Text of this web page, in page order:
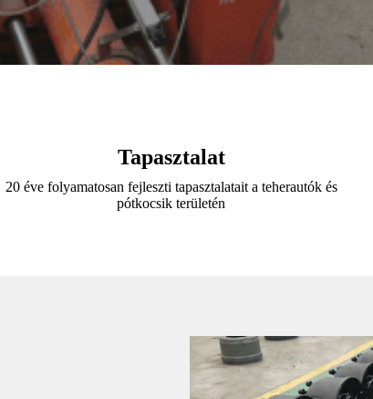
Tapasztalat
20 éve folyamatosan fejleszti tapasztalatait a teherautók és
pótkocsik területén